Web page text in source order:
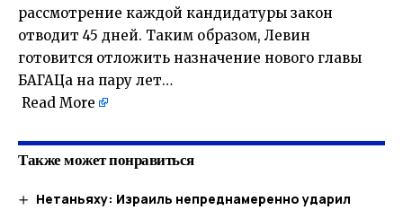
рассмотрение каждой кандидатуры закон
отводит 45 дней. Таким образом, Левин
готовится отложить назначение нового главы
БАГАЦа на пару лет…
Read More
Также может понравиться
Нетаньяху: Израиль непреднамеренно ударил